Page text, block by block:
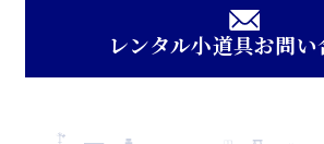
レンタル小道具お問い